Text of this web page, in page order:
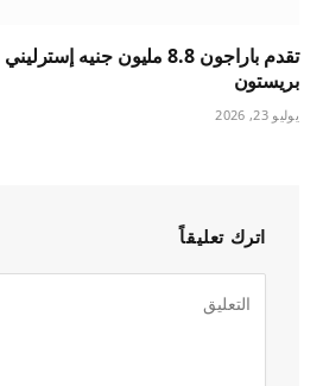
بريستون
يوليو 23, 2026
اترك تعليقاً